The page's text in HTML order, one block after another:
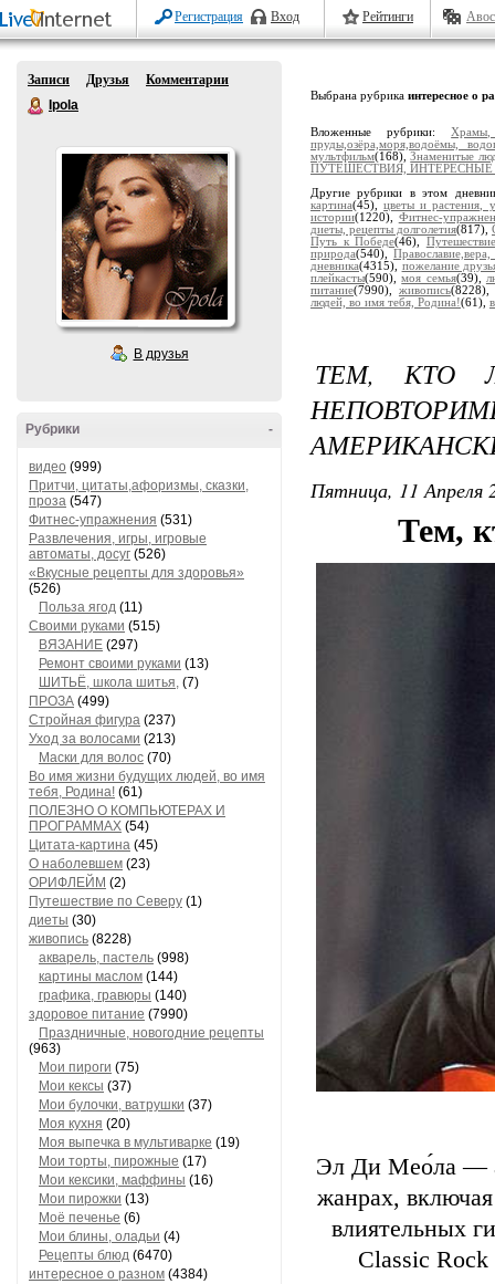
Регистрация Вход Рейтинги
Записи Друзья
Комментарии
Ipola
В друзья
-
Рубрики
видео (999)
Притчи, цитаты,афоризмы, сказки,
проза (547)
Фитнес-упражнения (531)
Развлечения, игры, игровые
автоматы, досуг (526)
«Вкусные рецепты для здоровья»
(526)
Польза ягод (11)
Своими руками (515)
ВЯЗАНИЕ (297)
Ремонт своими руками (13)
ШИТЬЁ, школа шитья, (7)
ПРОЗА (499)
Стройная фигура (237)
Уход за волосами (213)
Маски для волос (70)
Во имя жизни будущих людей, во имя
тебя, Родина! (61)
ПОЛЕЗНО О КОМПЬЮТЕРАХ И
ПРОГРАММАХ (54)
Цитата-картина (45)
О наболевшем (23)
ОРИФЛЕЙМ (2)
Путешествие по Северу (1)
диеты (30)
живопись (8228)
акварель, пастель (998)
картины маслом (144)
графика, гравюры (140)
здоровое питание (7990)
Праздничные, новогодние рецепты
(963)
Мои пироги (75)
Мои кексы (37)
Мои булочки, ватрушки (37)
Моя кухня (20)
Моя выпечка в мультиварке (19)
Мои торты, пирожные (17)
Мои кексики, маффины (16)
Мои пирожки (13)
Моё печенье (6)
Мои блины, оладьи (4)
Рецепты блюд (6470)
интересное о разном (4384)
Выбрана рубрика интересное о
Вложенные рубрики:
пруды,озёра,моря,водоёмы,
мультфильм(168),Знаменитые
ПУТЕШЕСТВИЯ,
Другие рубрики в этом
картина(45),цветы и растения,
истории(1220), Фитнес-
диеты, рецепты долголетия(817),
Путь к Победе(46),
природа(540),
дневника(4315), пожелание
плейкасты(590),моя семья(39),
питание(7990), живопись(8228),
людей, во имя тебя, Родина!(61),
ТЕМ, КТО
Пятница, 11 Апреля
Тем,
Эл Ди Мео́ла —
жанрах,
влиятельных
Classic Rock